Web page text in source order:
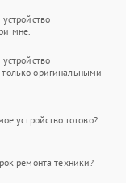
мне.
оригинальными
устройство готово?
ремонта техники?